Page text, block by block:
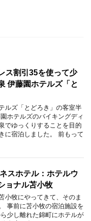
ス割引35を使って少
伊藤園ホテルズ「と
ルズ「とどろき」の客室半
ホテルズのバイキングディ
でゆっくりすることを目的
に宿泊しました。 前もって
スホテル：ホテルウ
ョナル苫小牧
小牧にやってきて、そのま
事前に苫小牧の宿泊施設を
少し離れた錦町にホテルが